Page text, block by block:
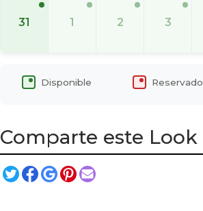
31 1 2 3
Disponible Reservado
Comparte este Look